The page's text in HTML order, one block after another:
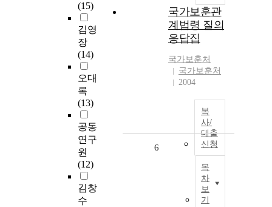
(15)
김영
장
(14)
오대
록
(13)
공동
연구
원
(12)
김창
수
국가보훈관
계법령 질의
응답집
국가보훈처
국가보훈처
2004
복
사/
대출
신청
목
차
보
기
6